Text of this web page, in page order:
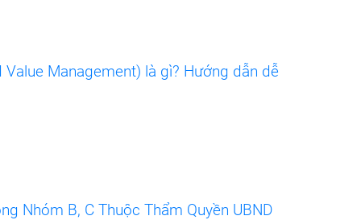
Management) là gì? Hướng dẫn dễ
Nhóm B, C Thuộc Thẩm Quyền UBND